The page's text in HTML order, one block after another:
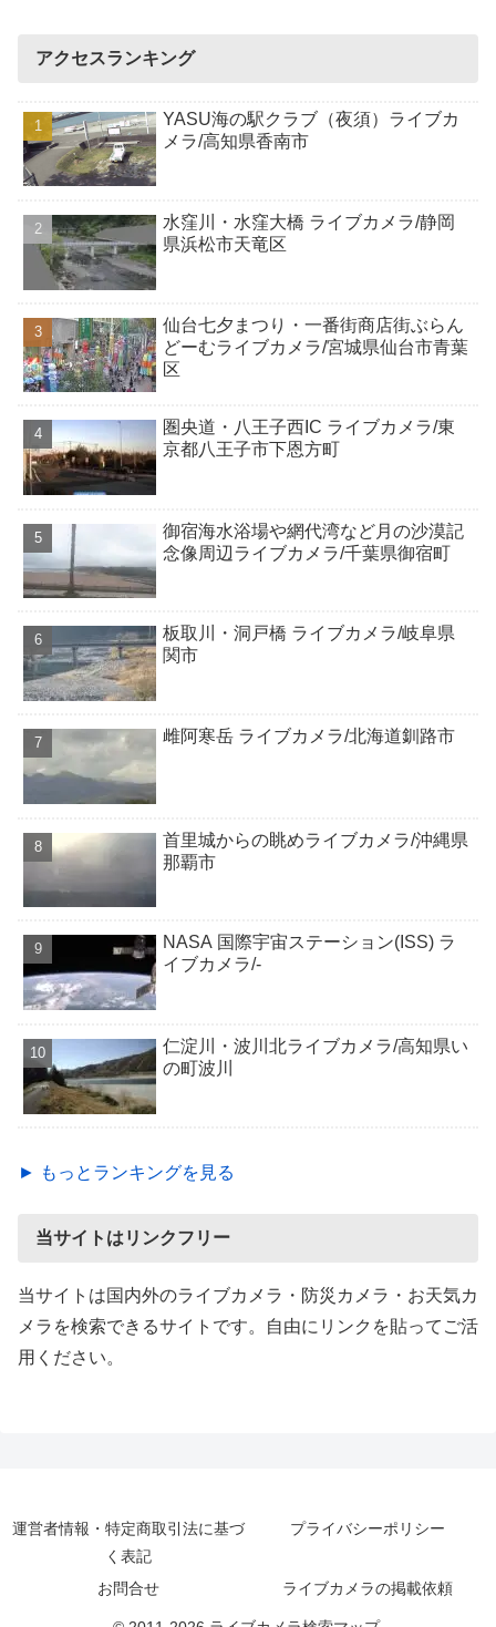
アクセスランキング
YASU海の駅クラブ（夜須）ライブカ
メラ/高知県香南市
水窪川・水窪大橋 ライブカメラ/静岡
県浜松市天竜区
仙台七夕まつり・一番街商店街ぶらん
どーむライブカメラ/宮城県仙台市青葉
区
圏央道・八王子西IC ライブカメラ/東
京都八王子市下恩方町
御宿海水浴場や網代湾など月の沙漠記
念像周辺ライブカメラ/千葉県御宿町
板取川・洞戸橋 ライブカメラ/岐阜県
関市
雌阿寒岳 ライブカメラ/北海道釧路市
首里城からの眺めライブカメラ/沖縄県
那覇市
NASA 国際宇宙ステーション(ISS) ラ
イブカメラ/-
仁淀川・波川北ライブカメラ/高知県い
の町波川
► もっとランキングを見る
当サイトはリンクフリー
当サイトは国内外のライブカメラ・防災カメラ・お天気カ
メラを検索できるサイトです。自由にリンクを貼ってご活
用ください。
運営者情報・特定商取引法に基づ
く表記
プライバシーポリシー
お問合せ ライブカメラの掲載依頼